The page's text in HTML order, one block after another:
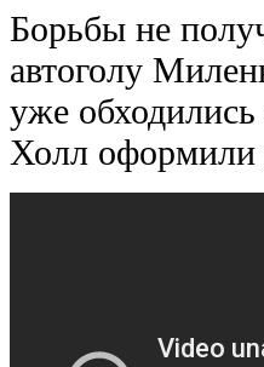
Борьбы не
автоголу
уже
Холл оформили